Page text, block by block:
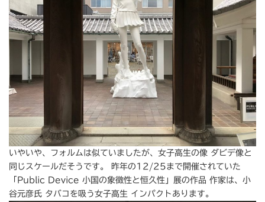
いやいや、フォルムは似ていましたが、女子高生の像 ダビデ像と
同じスケールだそうです。 昨年の12/25まで開催されていた
「Public Device 小国の象徴性と恒久性」展の作品 作家は、小
谷元彦氏 タバコを吸う女子高生 インパクトあります。